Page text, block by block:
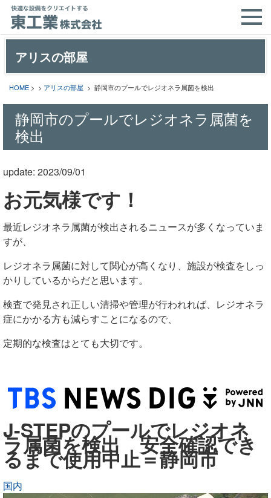
アリスの部屋
HOME > > アリスの部屋 > 静岡市のプールでレジオネラ属菌を検出
静岡市のプールでレジオネラ属菌を
検出
update: 2023/09/01
お元気様です！
最近レジオネラ属菌が検出されるニュースが多くなっていま
すが、
レジオネラ属菌に対して関心が高くなり、施設が検査をしっ
かりしているからだと思います。
検査で発見され正しい清掃や管理が行われれば、レジオネラ
症にかかる方も減らすことになるので、
定期的な検査はとても大切です。
J-STEPのプールでレジオネ
ラ属菌を検出 安全確認でき
るまで使用中止＝静岡市
国内